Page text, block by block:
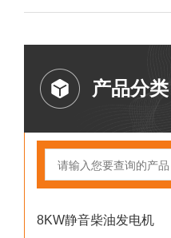
产品分类
8KW静音柴油发电机